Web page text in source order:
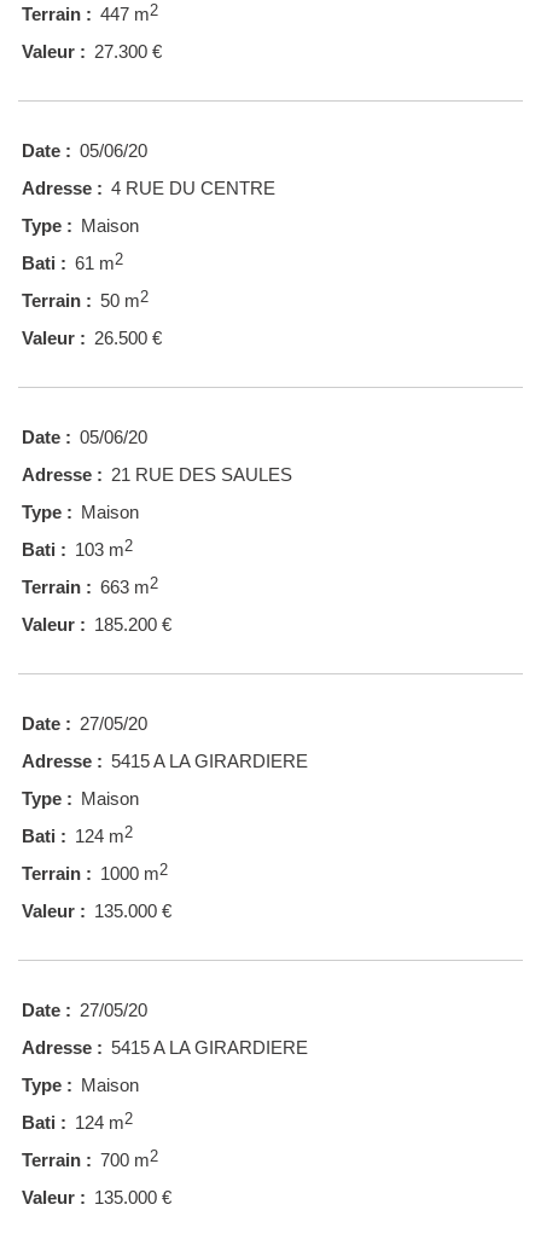
Terrain : 447 m2
Valeur : 27.300 €
Date : 05/06/20
Adresse : 4 RUE DU CENTRE
Type : Maison
Bati : 61 m2
Terrain : 50 m2
Valeur : 26.500 €
Date : 05/06/20
Adresse : 21 RUE DES SAULES
Type : Maison
Bati : 103 m2
Terrain : 663 m2
Valeur : 185.200 €
Date : 27/05/20
Adresse : 5415 A LA GIRARDIERE
Type : Maison
Bati : 124 m2
Terrain : 1000 m2
Valeur : 135.000 €
Date : 27/05/20
Adresse : 5415 A LA GIRARDIERE
Type : Maison
Bati : 124 m2
Terrain : 700 m2
Valeur : 135.000 €